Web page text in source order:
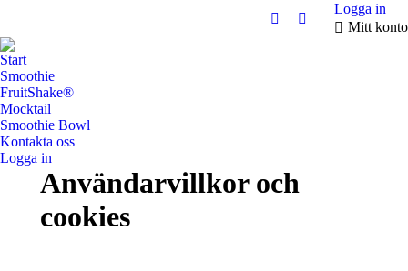
FacebookInstagram
Logga in
Mitt konto
Start
Smoothie
FruitShake®
Mocktail
Smoothie Bowl
Kontakta oss
Logga in
Användarvillkor och
cookies